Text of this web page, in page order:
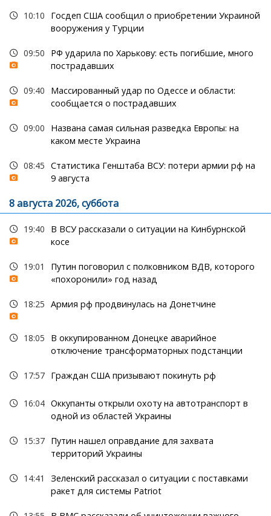
10:10
Госдеп США сообщил о приобретении Украиной
вооружения у Турции
09:50
РФ ударила по Харькову: есть погибшие, много
пострадавших
09:40
Массированный удар по Одессе и области:
сообщается о пострадавших
09:00
Названа самая сильная разведка Европы: на
каком месте Украина
08:45 Статистика Генштаба ВСУ: потери армии рф на
9 августа
8 августа 2026, суббота
19:40
В ВСУ рассказали о ситуации на Кинбурнской
косе
19:01
Путин поговорил с полковником ВДВ, которого
«похоронили» год назад
18:25 Армия рф продвинулась на Донетчине
18:05
В оккупированном Донецке аварийное
отключение трансформаторных подстанции
17:57 Граждан США призывают покинуть рф
16:04 Оккупанты открыли охоту на автотранспорт в
одной из областей Украины
15:37 Путин нашел оправдание для захвата
территорий Украины
14:41
Зеленский рассказал о ситуации с поставками
ракет для системы Patriot